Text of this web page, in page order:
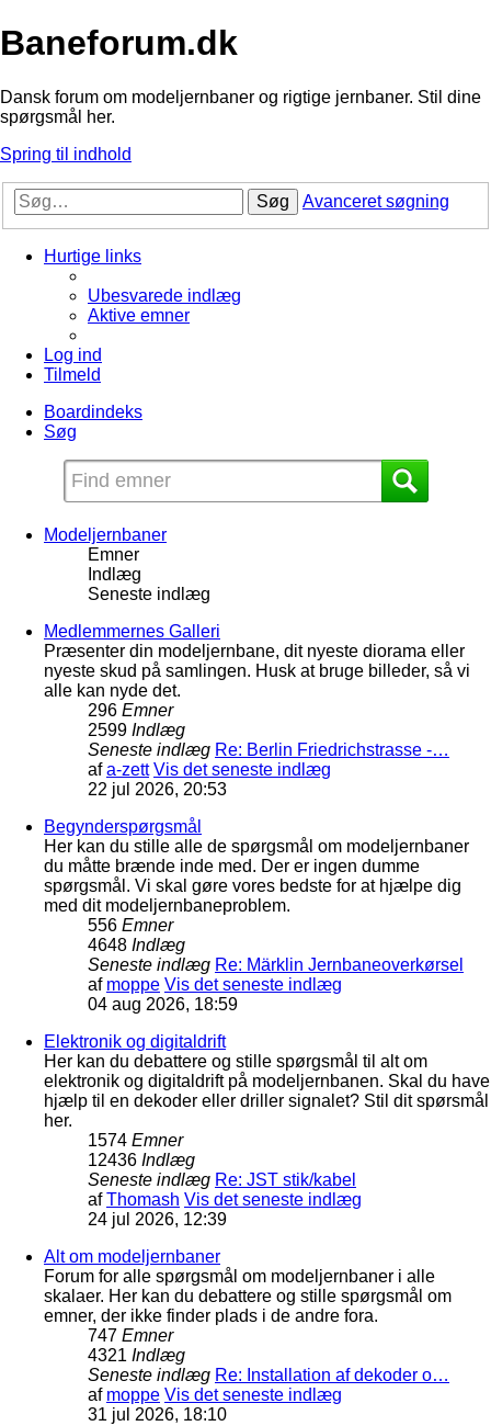
Baneforum.dk
Dansk forum om modeljernbaner og rigtige jernbaner. Stil dine
spørgsmål her.
Spring til indhold
Søg Avanceret søgning
Hurtige links
Ubesvarede indlæg
Aktive emner
Log ind
Tilmeld
Boardindeks
Søg
Modeljernbaner
Emner
Indlæg
Seneste indlæg
Medlemmernes Galleri
Præsenter din modeljernbane, dit nyeste diorama eller
nyeste skud på samlingen. Husk at bruge billeder, så vi
alle kan nyde det.
296 Emner
2599 Indlæg
Seneste indlæg Re: Berlin Friedrichstrasse -…
afa-zett Vis det seneste indlæg
22 jul 2026, 20:53
Begynderspørgsmål
Her kan du stille alle de spørgsmål om modeljernbaner
du måtte brænde inde med. Der er ingen dumme
spørgsmål. Vi skal gøre vores bedste for at hjælpe dig
med dit modeljernbaneproblem.
556 Emner
4648 Indlæg
Seneste indlæg Re: Märklin Jernbaneoverkørsel
af moppe Vis det seneste indlæg
04 aug 2026, 18:59
Elektronik og digitaldrift
Her kan du debattere og stille spørgsmål til alt om
elektronik og digitaldrift på modeljernbanen. Skal du have
hjælp til en dekoder eller driller signalet? Stil dit spørsmål
her.
1574 Emner
12436 Indlæg
Seneste indlæg Re: JST stik/kabel
afThomash Vis det seneste indlæg
24 jul 2026, 12:39
Alt om modeljernbaner
Forum for alle spørgsmål om modeljernbaner i alle
skalaer. Her kan du debattere og stille spørgsmål om
emner, der ikke finder plads i de andre fora.
747 Emner
4321 Indlæg
Seneste indlæg Re: Installation af dekoder o…
af moppe Vis det seneste indlæg
31 jul 2026, 18:10